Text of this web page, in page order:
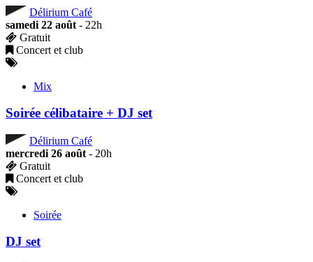
Délirium Café
samedi 22 août - 22h
Gratuit
Concert et club
Mix
Soirée célibataire + DJ set
Délirium Café
mercredi 26 août - 20h
Gratuit
Concert et club
Soirée
DJ set